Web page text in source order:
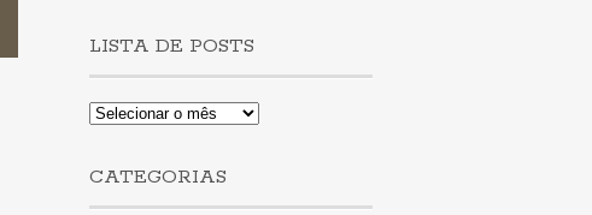
LISTA DE POSTS
Lista
CATEGORIAS